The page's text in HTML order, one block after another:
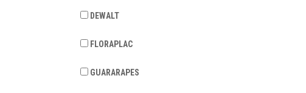
DEWALT
FLORAPLAC
GUARARAPES